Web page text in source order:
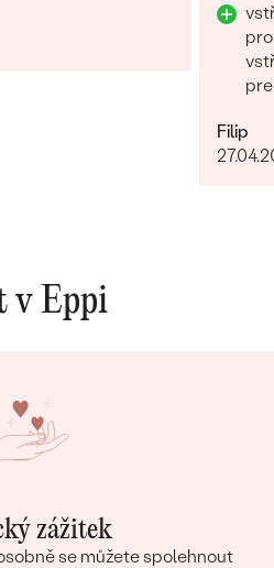
Filip
v Eppi
zážitek
se můžete spolehnout